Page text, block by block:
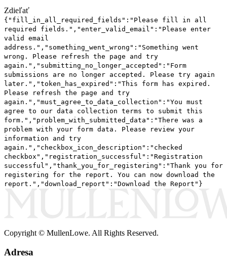
Zdieľať
{"fill_in_all_required_fields":"Please fill in all
required fields.","enter_valid_email":"Please enter
valid email
address.","something_went_wrong":"Something went
wrong. Please refresh the page and try
again.","submitting_no_longer_accepted":"Form
submissions are no longer accepted. Please try again
later.","token_has_expired":"This form has expired.
Please refresh the page and try
again.","must_agree_to_data_collection":"You must
agree to our data collection terms to submit this
form.","problem_with_submitted_data":"There was a
problem with your form data. Please review your
information and try
again.","checkbox_icon_description":"checked
checkbox","registration_successful":"Registration
successful","thank_you_for_registering":"Thank you for
registering for the report. You can now download the
report.","download_report":"Download the Report"}
Copyright © MullenLowe. All Rights Reserved.
Adresa